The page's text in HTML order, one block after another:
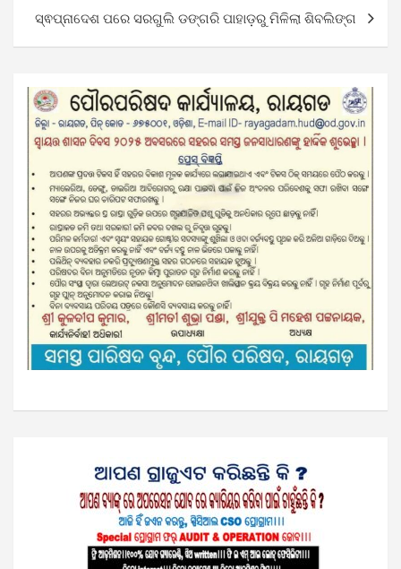
ସ୍ଵପ୍ନାଦେଶ ପରେ ସରଗୁଲି ଡଙ୍ଗରି ପାହାଡ଼ରୁ ମିଳିଲା ଶିବଲିଙ୍ଗ